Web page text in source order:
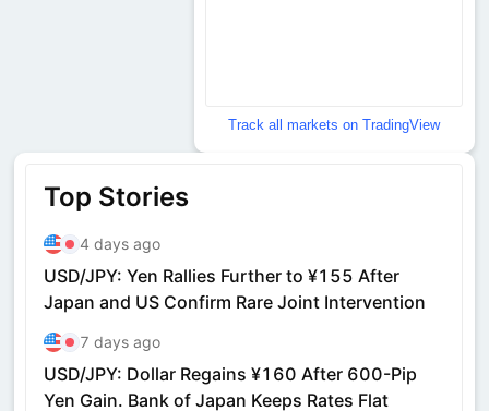
Track all markets on TradingView